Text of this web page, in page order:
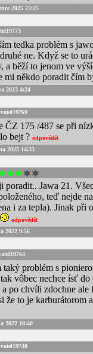
2025 23:25
tedka problém s
ne. Když se to
a běží to jenom ve
mi někdo poradit čím
2023 4:24
ČZ 175 /487 se při
bejt ? odpovědět
2025 14:33
poradit.. Jawa 21.
teď nejde
i za tepla). Jinak při
odpovědět
2022 9:56
taký problém s
vôbec nechce ísť
po chvíli zdochne
že to je karburátorom
2022 18:40